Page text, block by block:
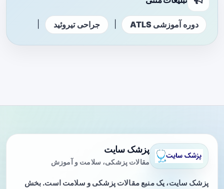
دوره آموزشی ATLS جراحی تیروئید
پزشک سایت
مقالات پزشکی، سلامت و آموزش
پزشک سایت، یک منبع مقالات پزشکی و سلامت است. بخش